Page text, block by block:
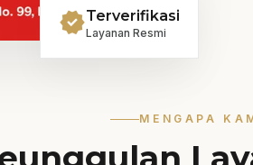
verifiedTerverifikasi
Layanan Resmi
MENGAPA